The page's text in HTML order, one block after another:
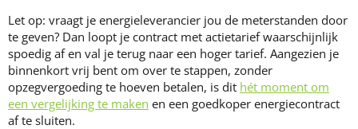
Let op: vraagt je energieleverancier jou de meterstanden door
te geven? Dan loopt je contract met actietarief waarschijnlijk
spoedig af en val je terug naar een hoger tarief. Aangezien je
binnenkort vrij bent om over te stappen, zonder
opzegvergoeding te hoeven betalen, is dit hét moment om
een vergelijking te maken en een goedkoper energiecontract
af te sluiten.